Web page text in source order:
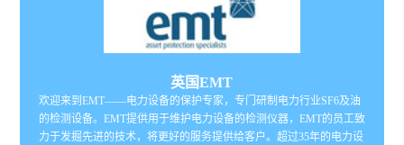
英国EMT
欢迎来到EMT——电力设备的保护专家，专门研制电力行业SF6及油
的检测设备。EMT提供用于维护电力设备的检测仪器，EMT的员工致
力于发掘先进的技术，将更好的服务提供给客户。超过35年的电力设